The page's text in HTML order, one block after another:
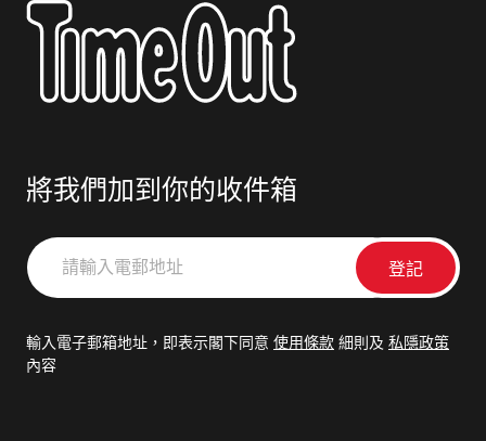
將我們加到你的收件箱
請
輸
郵
輸入電子郵箱地址，即表示閣下同意 使用條款 細則及 私隱政策
內容